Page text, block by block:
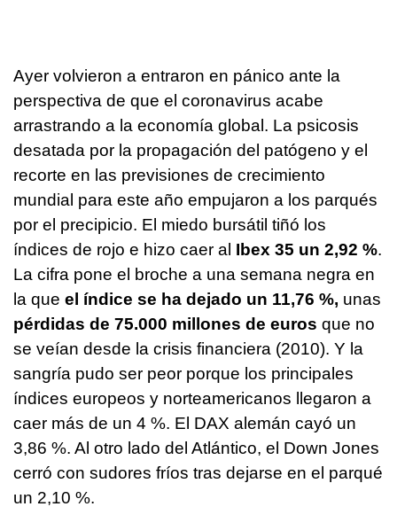
Ayer volvieron a entraron en pánico ante la
perspectiva de que el coronavirus acabe
arrastrando a la economía global. La psicosis
desatada por la propagación del patógeno y el
recorte en las previsiones de crecimiento
mundial para este año empujaron a los parqués
por el precipicio. El miedo bursátil tiñó los
índices de rojo e hizo caer al Ibex 35 un 2,92 %.
La cifra pone el broche a una semana negra en
la que el índice se ha dejado un 11,76 %, unas
pérdidas de 75.000 millones de euros que no
se veían desde la crisis financiera (2010). Y la
sangría pudo ser peor porque los principales
índices europeos y norteamericanos llegaron a
caer más de un 4 %. El DAX alemán cayó un
3,86 %. Al otro lado del Atlántico, el Down Jones
cerró con sudores fríos tras dejarse en el parqué
un 2,10 %.